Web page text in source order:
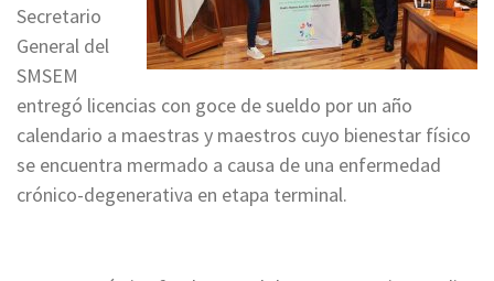
Secretario
General del
SMSEM
entregó licencias con goce de sueldo por un año
calendario a maestras y maestros cuyo bienestar físico
se encuentra mermado a causa de una enfermedad
crónico-degenerativa en etapa terminal.